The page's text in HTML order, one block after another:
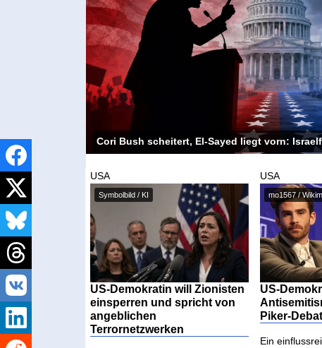
Cori Bush scheitert, El-Sayed liegt vorn:
USA
Symbolbild / KI
US-Demokratin will Zionisten
einsperren und spricht von
angeblichen
Terrornetzwerken
USA
US-
Piker-
Ein